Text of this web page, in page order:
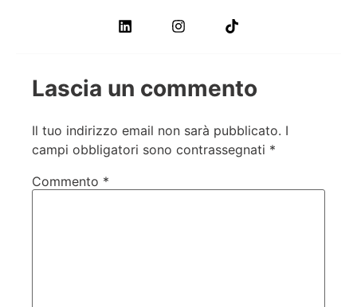
Lascia un commento
Il tuo indirizzo email non sarà pubblicato. I
campi obbligatori sono contrassegnati *
Commento *